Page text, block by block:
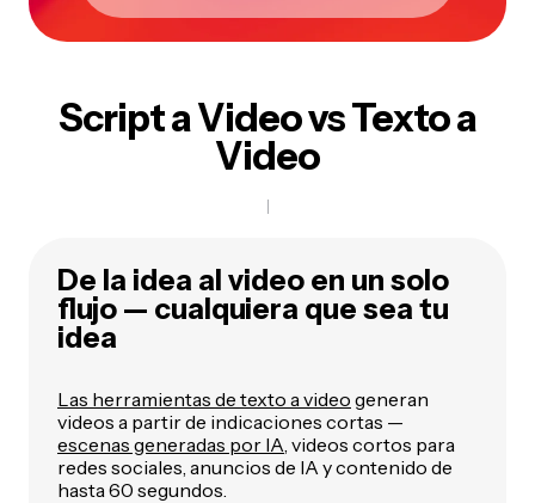
Script a Video vs Texto a
Video
De la idea al video en un solo
flujo — cualquiera que sea tu
idea
Las herramientas de texto a video generan
videos a partir de indicaciones cortas —
escenas generadas por IA , videos cortos para
redes sociales, anuncios de IA y contenido de
hasta 60 segundos.